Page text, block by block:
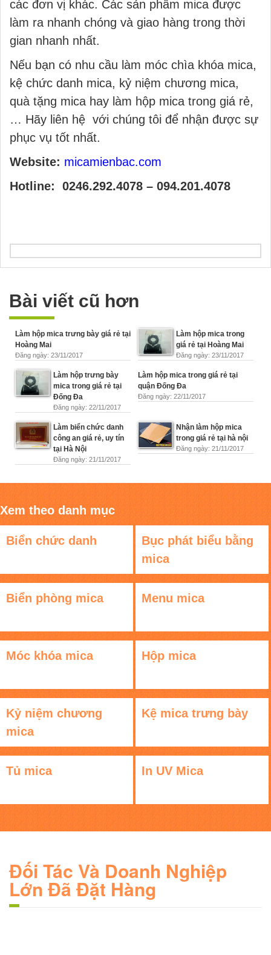
các đơn vị khác. Các sản phẩm mica được
làm ra nhanh chóng và giao hàng trong thời
gian nhanh nhất.
Nếu bạn có nhu cầu làm móc chìa khóa mica,
kệ chức danh mica, kỷ niệm chương mica,
quà tặng mica hay làm hộp mica trong giá rẻ,
… Hãy liên hệ với chúng tôi để nhận được sự
phục vụ tốt nhất.
Website: micamienbac.com
Hotline: 0246.292.4078 – 094.201.4078
Bài viết cũ hơn
Làm hộp mica trưng bày giá rẻ tại
Hoàng Mai
Đăng ngày: 23/11/2017
Làm hộp mica trong
giá rẻ tại Hoàng Mai
Đăng ngày: 23/11/2017
Làm hộp trưng bày
mica trong giá rẻ tại
Đống Đa
Đăng ngày: 22/11/2017
Làm hộp mica trong giá rẻ tại
quận Đống Đa
Đăng ngày: 22/11/2017
Làm biển chức danh
công an giá rẻ, uy tín
tại Hà Nội
Đăng ngày: 21/11/2017
Nhận làm hộp mica
trong giá rẻ tại hà nội
Đăng ngày: 21/11/2017
Xem theo danh mục
Biển chức danh
Bục phát biểu bằng
mica
Biển phòng mica Menu mica
Móc khóa mica Hộp mica
Kỷ niệm chương
mica
Kệ mica trưng bày
Tủ mica In UV Mica
Đối Tác Và Doanh Nghiệp
Lớn Đã Đặt Hàng